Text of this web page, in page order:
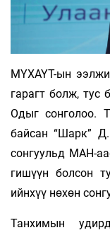
МҮХАҮТ-ын
гарагт болж, тус
Одыг сонголоо.
байсан “Шарк”
сонгуульд МАН-
гишүүн болсон
ийнхүү нөхөн
Танхимын